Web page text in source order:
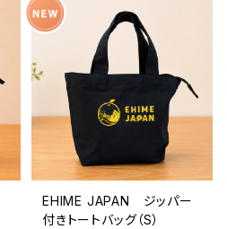
EHIME JAPAN ジッパー
付きトートバッグ（S）